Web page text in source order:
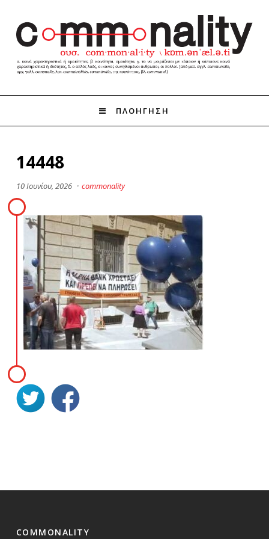
ΠΛΟΗΓΗΣΗ
14448
10 Ιουνίου, 2026 · commonality
COMMONALITY